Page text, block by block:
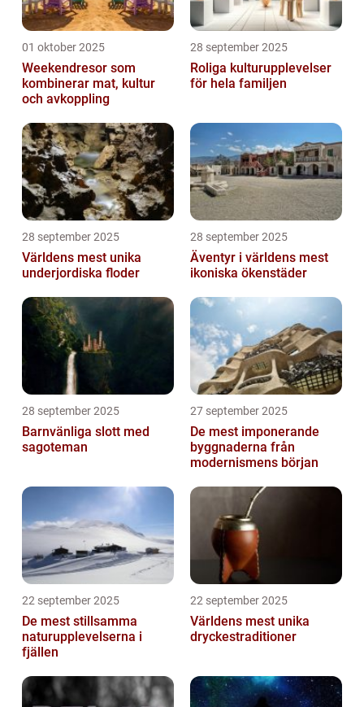
01 oktober 2025
Weekendresor som
kombinerar mat, kultur
och avkoppling
28 september 2025
Roliga kulturupplevelser
för hela familjen
28 september 2025
Världens mest unika
underjordiska floder
28 september 2025
Äventyr i världens mest
ikoniska ökenstäder
28 september 2025
Barnvänliga slott med
sagoteman
27 september 2025
De mest imponerande
byggnaderna från
modernismens början
22 september 2025
De mest stillsamma
naturupplevelserna i
fjällen
22 september 2025
Världens mest unika
dryckestraditioner